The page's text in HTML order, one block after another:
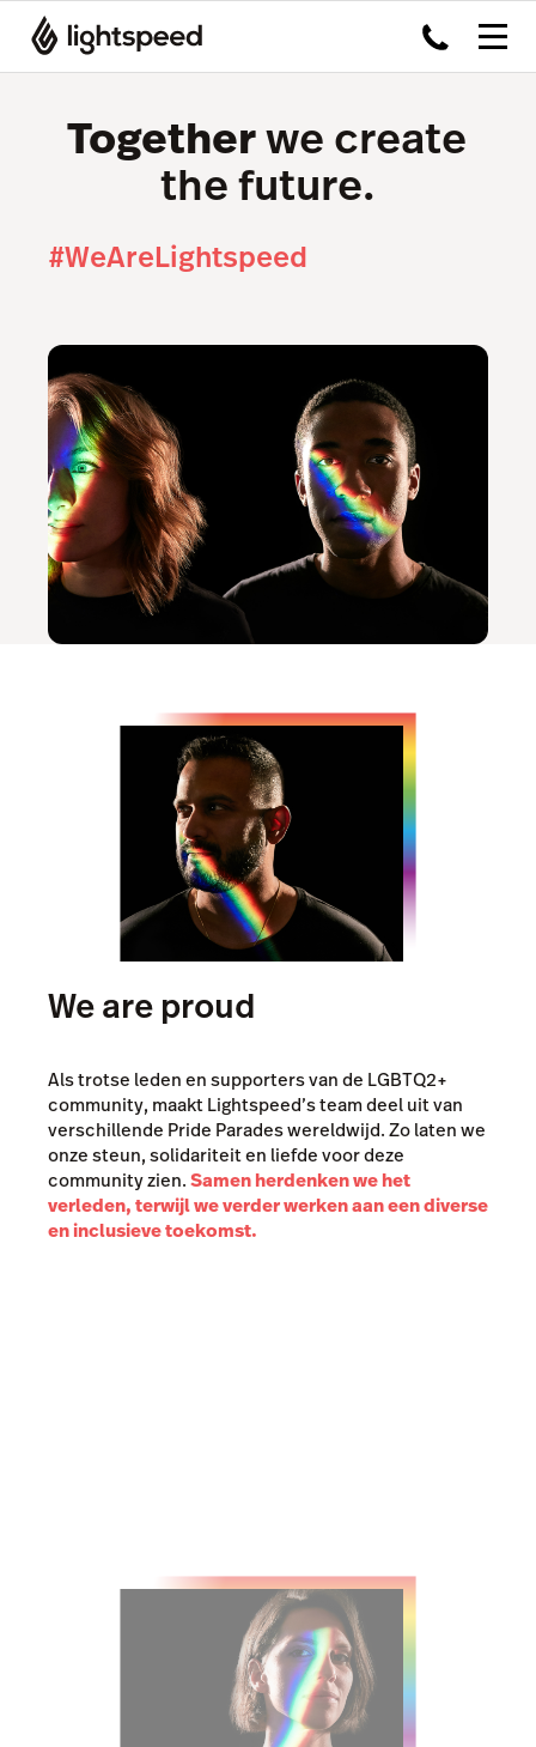
Togetherwe create
the future.
#WeAreLightspeed
We are proud
Als trotse leden en supporters van de LGBTQ2+
community, maakt Lightspeed’s team deel uit van
verschillende Pride Parades wereldwijd. Zo laten we
onze steun, solidariteit en liefde voor deze
community zien.Samen herdenken we het
verleden, terwijl we verder werken aan een diverse
en inclusieve toekomst.